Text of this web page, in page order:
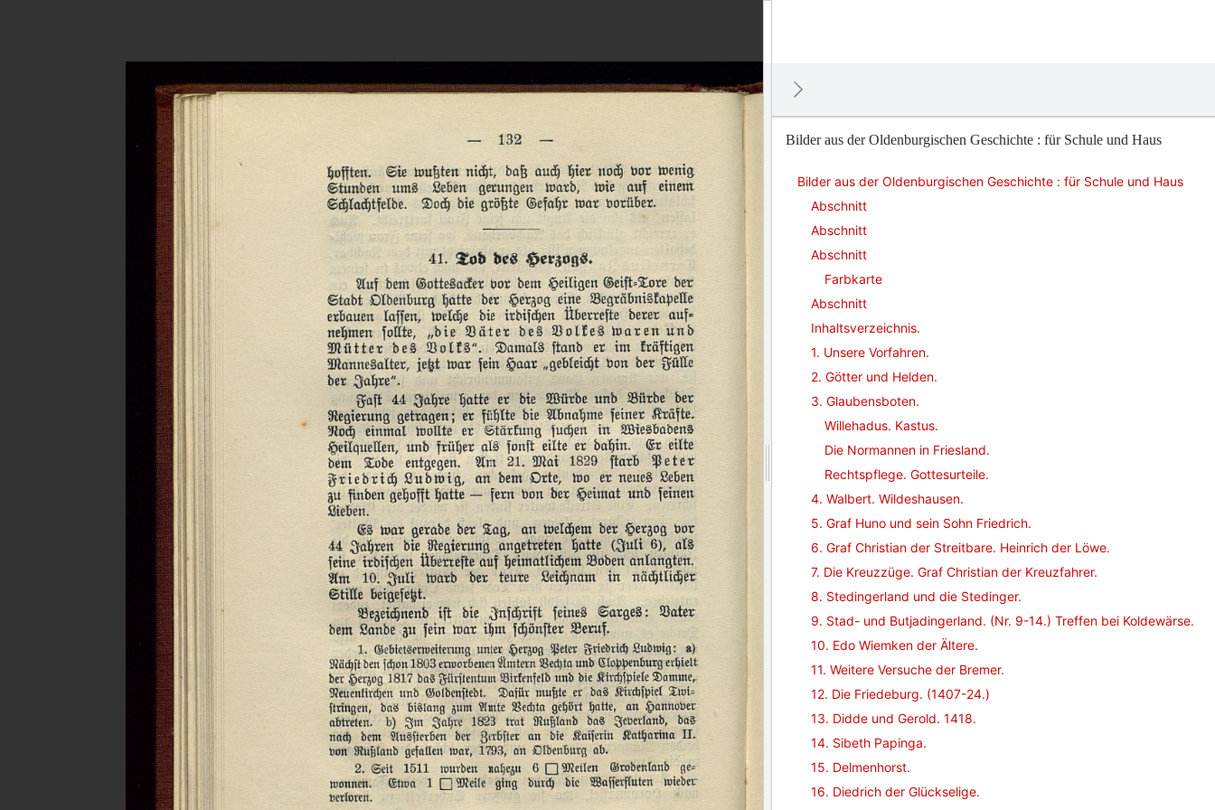
Bilder aus der Oldenburgischen Geschichte : für Schule und Haus
Bilder aus der Oldenburgischen Geschichte : für Schule und Haus
Abschnitt
Abschnitt
Abschnitt
Farbkarte
Abschnitt
Inhaltsverzeichnis.
1. Unsere Vorfahren.
2. Götter und Helden.
3. Glaubensboten.
Willehadus. Kastus.
Die Normannen in Friesland.
Rechtspflege. Gottesurteile.
4. Walbert. Wildeshausen.
5. Graf Huno und sein Sohn Friedrich.
6. Graf Christian der Streitbare. Heinrich der Löwe.
7. Die Kreuzzüge. Graf Christian der Kreuzfahrer.
8. Stedingerland und die Stedinger.
9. Stad- und Butjadingerland. (Nr. 9-14.) Treffen bei Koldewärse.
10. Edo Wiemken der Ältere.
11. Weitere Versuche der Bremer.
12. Die Friedeburg. (1407-24.)
13. Didde und Gerold. 1418.
14. Sibeth Papinga.
15. Delmenhorst.
16. Diedrich der Glückselige.